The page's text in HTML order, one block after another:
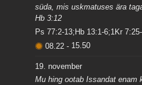
süda, mis uskmatuses ära
Hb 3:12
Ps 77:2-13;Hb 13:1-6;1Kr
08.22- 15.50
19. november
Mu hing ootab Issandat enam